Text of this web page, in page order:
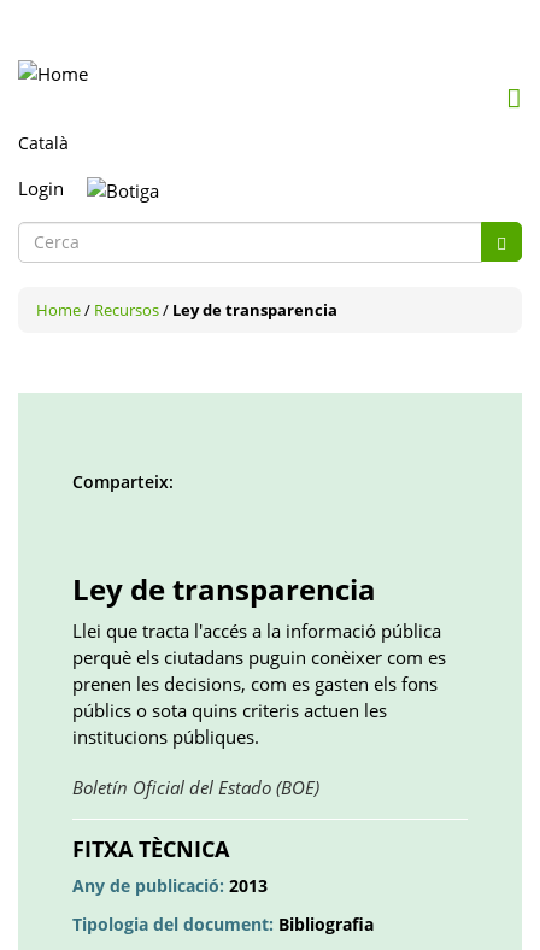
Login
Formulari
cerca
Home/ Recursos/ Ley de transparencia
Comparteix:
Ley de transparencia
Llei que tracta l'accés a la informació pública
perquè els ciutadans puguin conèixer com es
prenen les decisions, com es gasten els fons
públics o sota quins criteris actuen les
institucions públiques.
Boletín Oficial del Estado (BOE)Obre
FITXA TÈCNICA
Any de publicació: 2013
Tipologia del document: Bibliografia